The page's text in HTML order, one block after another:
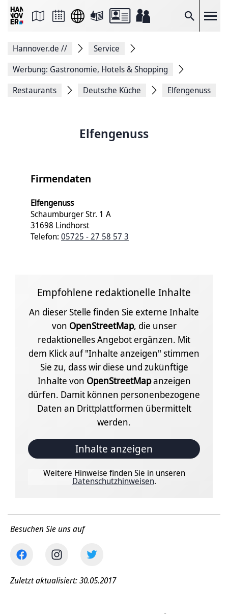
Suche
Seite
Facebook
teilen
Seitenlink
Hannover.de //
Service
Werbung: Gastronomie, Hotels & Shopping
Restaurants
Deutsche Küche Elfengenuss
Elfengenuss
Firmendaten
Elfengenuss
Schaumburger Str. 1 A
31698 Lindhorst
Telefon: 05725 - 27 58 57 3
Empfohlene redaktionelle Inhalte
An dieser Stelle finden Sie externe Inhalte
von OpenStreetMap, die unser
redaktionelles Angebot ergänzen. Mit
dem Klick auf "Inhalte anzeigen" stimmen
Sie zu, dass wir diese und zukünftige
Inhalte von OpenStreetMapanzeigen
dürfen. Damit können personenbezogene
Daten an Drittplattformen übermittelt
werden.
Inhalte anzeigen
Weitere Hinweise finden Sie in unseren
Datenschutzhinweisen.
Besuchen Sie uns auf
Zuletzt aktualisiert: 30.05.2017